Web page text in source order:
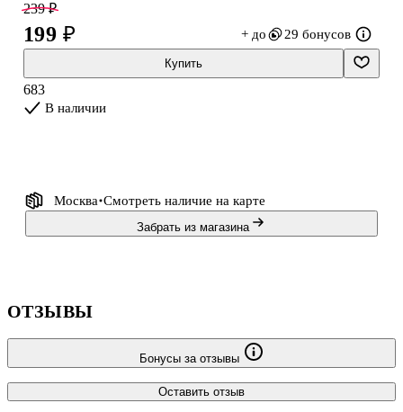
239 ₽
199 ₽ + до 29 бонусов
Купить
683
В наличии
Москва Смотреть наличие на карте
Забрать из магазина
ОТЗЫВЫ
Бонусы за отзывы
Оставить отзыв